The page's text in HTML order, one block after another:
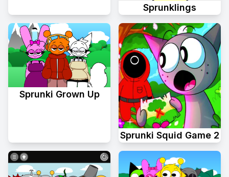
Sprunklings
Sprunki Grown Up
Sprunki Squid Game 2